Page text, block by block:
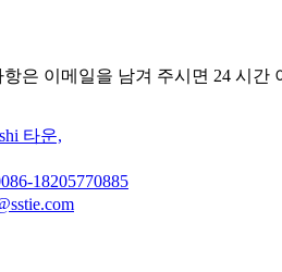
은 이메일을 남겨 주시면 24 시간
타운,
18205770885